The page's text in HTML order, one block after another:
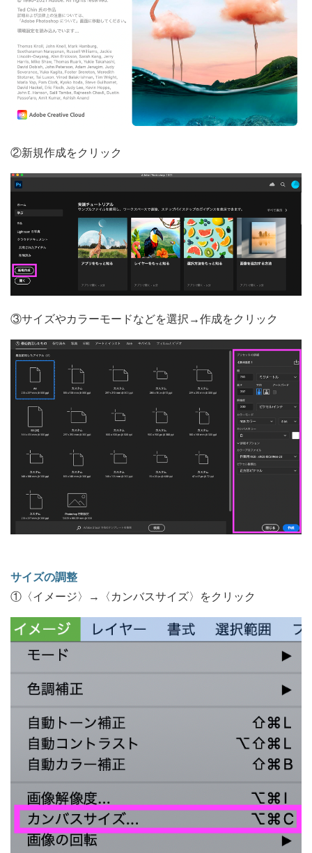
②新規作成をクリック
③サイズやカラーモードなどを選択→作成をクリック
サイズの調整
①〈イメージ〉→〈カンバスサイズ〉をクリック